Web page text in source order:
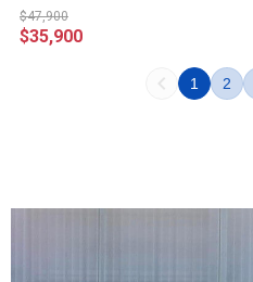
色
$47,900
$35,900
1 2